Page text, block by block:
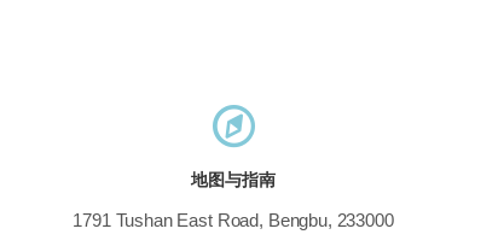
地图与指南
1791 Tushan East Road, Bengbu, 233000